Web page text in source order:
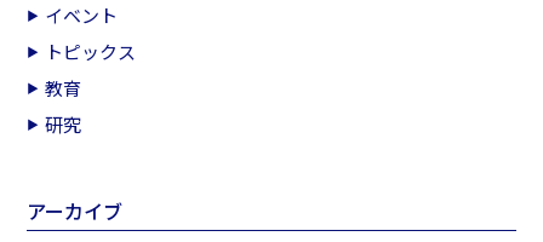
イベント
トピックス
教育
研究
アーカイブ